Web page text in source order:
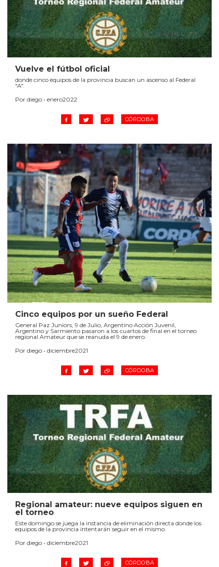
Vuelve el fútbol oficial
donde cinco equipos de la provincia buscan un ascenso al Federal
"A".
Por diego • enero2022
CÓRDOBA
Cinco equipos por un sueño Federal
General Paz Juniors, 9 de Julio, Argentino Acción Juvenil,
Argentino y Sarmiento pasaron a los cuartos de final en el torneo
regional Amateur que se reanuda el 9 de enero.
Por diego • diciembre2021
CÓRDOBA
Regional amateur: nueve equipos siguen en
el torneo
Este domingo se juega la instancia de eliminación directa donde los
equipos de la provincia intentarán seguir en el mismo.
Por diego • diciembre2021
CÓRDOBA